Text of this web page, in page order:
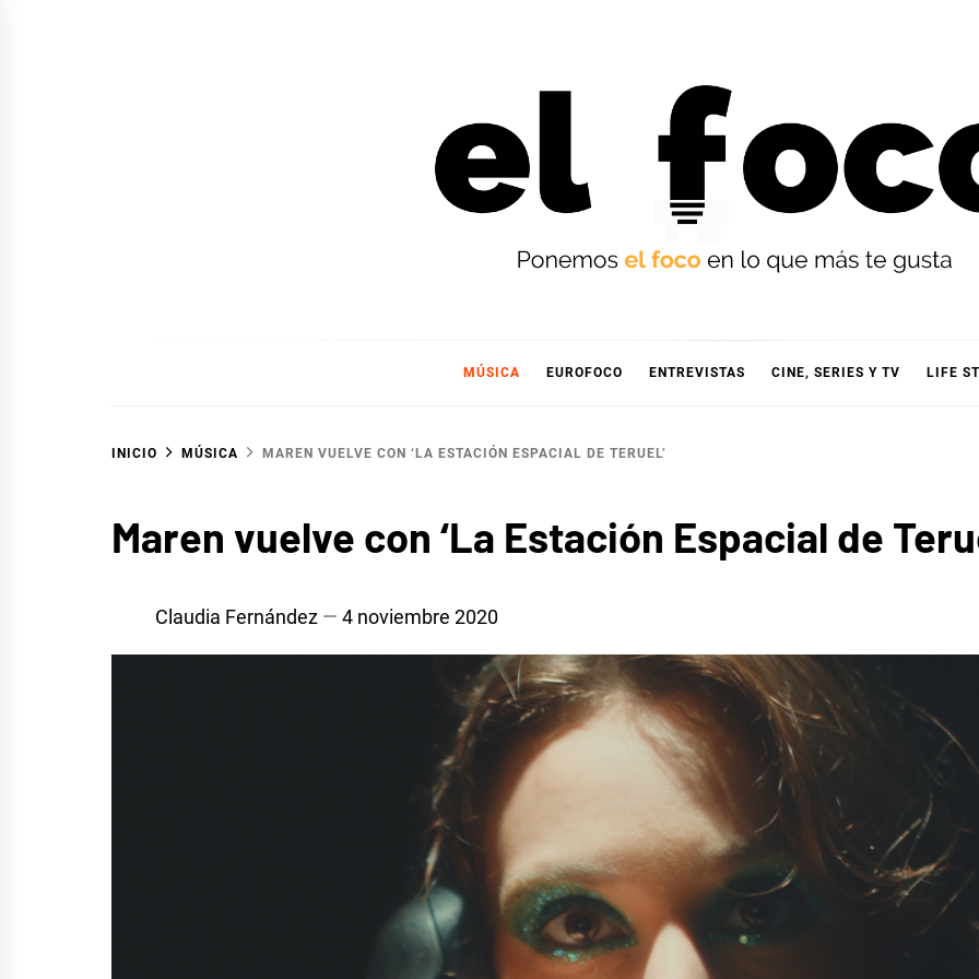
EL FOCO
MÚSICA EUROFOCO ENTREVISTAS CINE, SERIES Y TV LIFE
INICIO MÚSICA MAREN VUELVE CON ‘LA ESTACIÓN ESPACIAL DE TERUEL’
Maren vuelve con ‘La Estación Espacial de
Claudia Fernández 4 noviembre 2020